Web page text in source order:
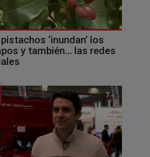
‘inundan’ los
y también… las redes